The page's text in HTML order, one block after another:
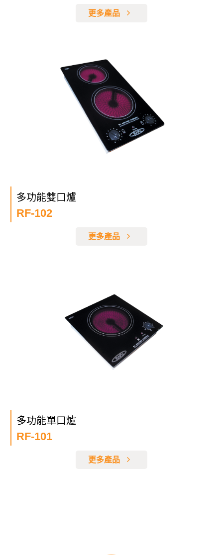
更多產品
多功能雙口爐
RF-102
更多產品
多功能單口爐
RF-101
更多產品